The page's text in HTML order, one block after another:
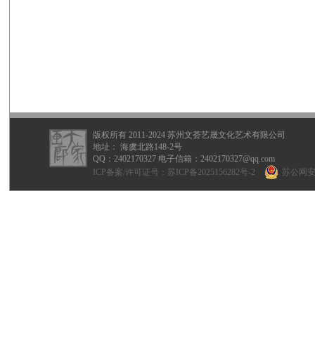
版权所有 2011-2024 苏州文荟艺晟文化艺术有限公司
地址： 海虞北路148-2号
QQ： 2402170327 电子信箱：2402170327@qq.com
ICP备案/许可证号： 苏ICP备2025156282号-2 苏公网